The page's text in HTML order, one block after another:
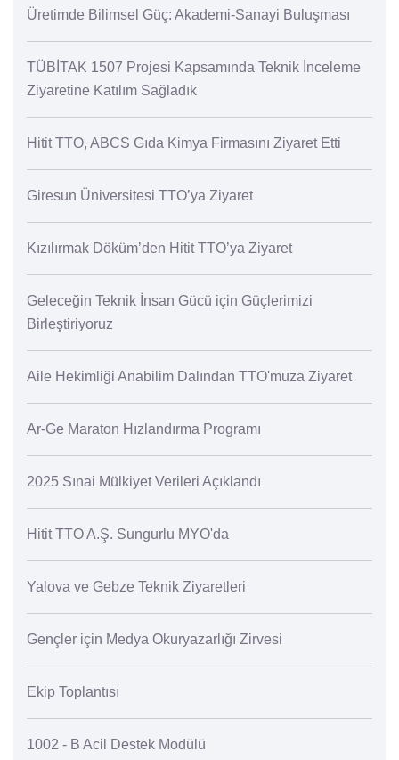
Üretimde Bilimsel Güç: Akademi-Sanayi Buluşması
TÜBİTAK 1507 Projesi Kapsamında Teknik İnceleme
Ziyaretine Katılım Sağladık
Hitit TTO, ABCS Gıda Kimya Firmasını Ziyaret Etti
Giresun Üniversitesi TTO’ya Ziyaret
Kızılırmak Döküm’den Hitit TTO’ya Ziyaret
Geleceğin Teknik İnsan Gücü için Güçlerimizi
Birleştiriyoruz
Aile Hekimliği Anabilim Dalından TTO'muza Ziyaret
Ar-Ge Maraton Hızlandırma Programı
2025 Sınai Mülkiyet Verileri Açıklandı
Hitit TTO A.Ş. Sungurlu MYO'da
Yalova ve Gebze Teknik Ziyaretleri
Gençler için Medya Okuryazarlığı Zirvesi
Ekip Toplantısı
1002 - B Acil Destek Modülü